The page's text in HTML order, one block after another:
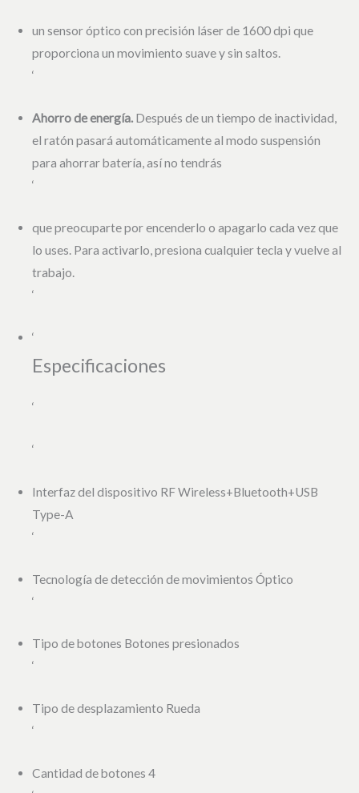
un sensor óptico con precisión láser de 1600 dpi que
proporciona un movimiento suave y sin saltos.
‘
Ahorro de energía. Después de un tiempo de inactividad,
el ratón pasará automáticamente al modo suspensión
para ahorrar batería, así no tendrás
‘
que preocuparte por encenderlo o apagarlo cada vez que
lo uses. Para activarlo, presiona cualquier tecla y vuelve al
trabajo.
‘
‘
Especificaciones
‘
‘
Interfaz del dispositivo RF Wireless+Bluetooth+USB
Type-A
‘
Tecnología de detección de movimientos Óptico
‘
Tipo de botones Botones presionados
‘
Tipo de desplazamiento Rueda
‘
Cantidad de botones 4